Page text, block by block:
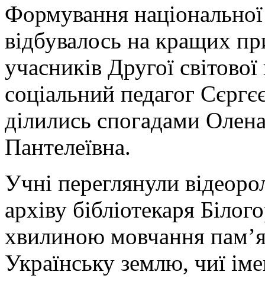
Формування
відбувалось на кращих
учасників Другої
соціальний педагог
ділились спогадами
Пантелеївна.
Учні переглянули
архіву бібліотекаря
хвилиною мовчання
Українську землю, чиї